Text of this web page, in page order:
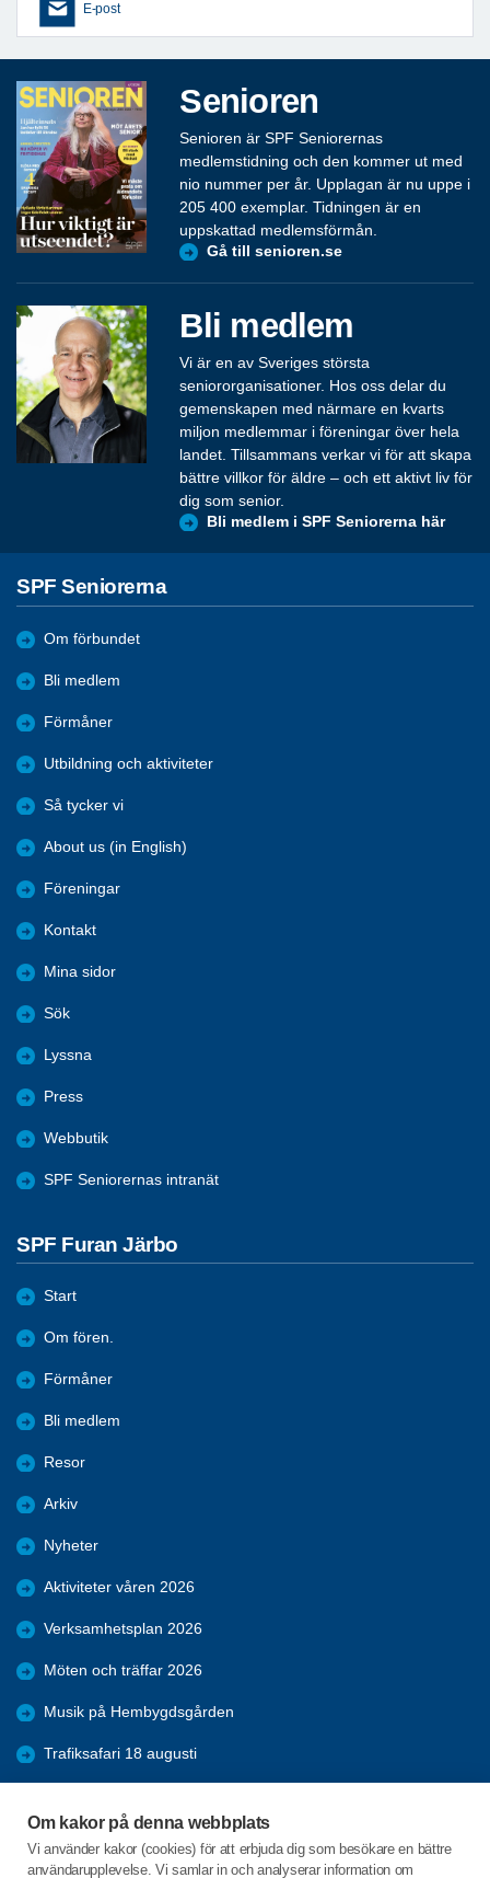
Om kakor på denna webbplats
Vi använder kakor (cookies) för att erbjuda dig som besökare en bättre
användarupplevelse. Vi samlar in och analyserar information om
E-post
Senioren
Senioren är SPF Seniorernas
medlemstidning och den kommer ut med
nio nummer per år. Upplagan är nu uppe i
205 400 exemplar. Tidningen är en
uppskattad medlemsförmån.
Gå till senioren.se
Bli medlem
Vi är en av Sveriges största
seniororganisationer. Hos oss delar du
gemenskapen med närmare en kvarts
miljon medlemmar i föreningar över hela
landet. Tillsammans verkar vi för att skapa
bättre villkor för äldre – och ett aktivt liv för
dig som senior.
Bli medlem i SPF Seniorerna här
SPF Seniorerna
Om förbundet
Bli medlem
Förmåner
Utbildning och aktiviteter
Så tycker vi
About us (in English)
Föreningar
Kontakt
Mina sidor
Sök
Lyssna
Press
Webbutik
SPF Seniorernas intranät
SPF Furan Järbo
Start
Om fören.
Förmåner
Bli medlem
Resor
Arkiv
Nyheter
Aktiviteter våren 2026
Verksamhetsplan 2026
Möten och träffar 2026
Musik på Hembygdsgården
Trafiksafari 18 augusti
Programblad 2026